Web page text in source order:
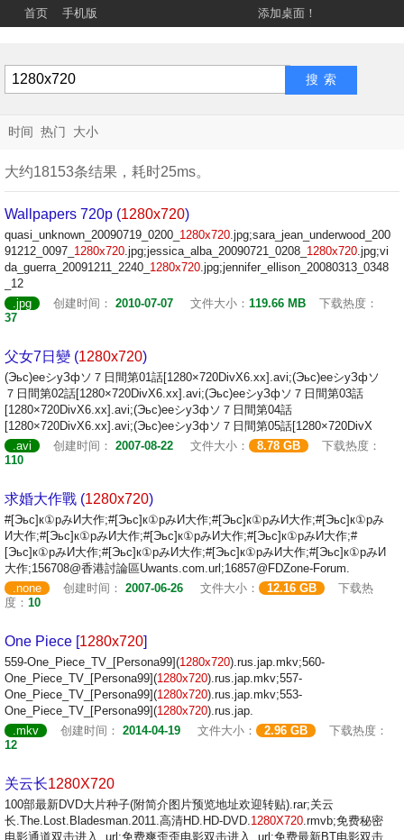
首页 手机版 添加桌面！
时间 热门 大小
大约18153条结果，耗时25ms。
Wallpapers 720p (1280x720)
quasi_unknown_20090719_0200_ 1280x720.jpg;sara_jean_underwood_200
91212_0097_ 1280x720.jpg;jessica_alba_20090721_0208_ 1280x720.jpg;vi
da_guerra_20091211_2240_ 1280x720.jpg;jennifer_ellison_20080313_0348
_12
.jpg
创建时间： 2010-07-07 文件大小： 119.66 MB
下载热度：
37
父女7日變 (1280x720)
(Эьс)ееシуЗфソ７日間第01話[1280×720DivX6.xx].avi;(Эьс)ееシуЗфソ
７日間第02話[1280×720DivX6.xx].avi;(Эьс)ееシуЗфソ７日間第03話
[1280×720DivX6.xx].avi;(Эьс)ееシуЗфソ７日間第04話
[1280×720DivX6.xx].avi;(Эьс)ееシуЗфソ７日間第05話[1280×720DivX
.avi
创建时间： 2007-08-22 文件大小： 8.78 GB
下载热度：
110
求婚大作戰 (1280x720)
#[Эьс]к①рみИ大作;#[Эьс]к①рみИ大作;#[Эьс]к①рみИ大作;#[Эьс]к①рみ
И大作;#[Эьс]к①рみИ大作;#[Эьс]к①рみИ大作;#[Эьс]к①рみИ大作;#
[Эьс]к①рみИ大作;#[Эьс]к①рみИ大作;#[Эьс]к①рみИ大作;#[Эьс]к①рみИ
大作;156708@香港討論區Uwants.com.url;16857@FDZone-Forum.
.none
创建时间： 2007-06-26 文件大小： 12.16 GB
下载热
度： 10
One Piece [1280x720]
559-One_Piece_TV_[Persona99](1280x720).rus.jap.mkv;560-
One_Piece_TV_[Persona99](1280x720).rus.jap.mkv;557-
One_Piece_TV_[Persona99](1280x720).rus.jap.mkv;553-
One_Piece_TV_[Persona99](1280x720).rus.jap.
.mkv
创建时间： 2014-04-19 文件大小： 2.96 GB
下载热度：
12
关云长1280X720
100部最新DVD大片种子(附简介图片预览地址欢迎转贴).rar;关云
长.The.Lost.Bladesman.2011.高清HD.HD-DVD.1280X720.rmvb;免费秘密
电影通道双击进入..url;免费爽歪歪电影双击进入..url;免费最新BT电影双击